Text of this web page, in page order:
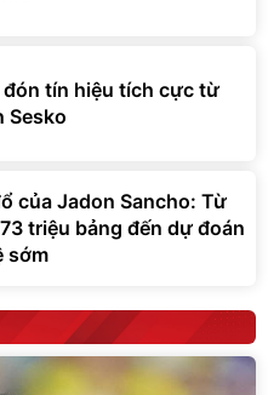
đón tín hiệu tích cực từ
Sesko
của Jadon Sancho: Từ
triệu bảng đến dự đoán
sớm